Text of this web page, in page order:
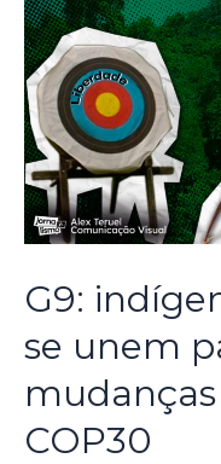
G9:
se unem
COP30